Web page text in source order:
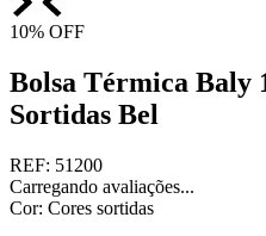
10% OFF
Bolsa Térmica Baly
Sortidas Bel
REF: 51200
Carregando avaliações...
Cor: Cores sortidas